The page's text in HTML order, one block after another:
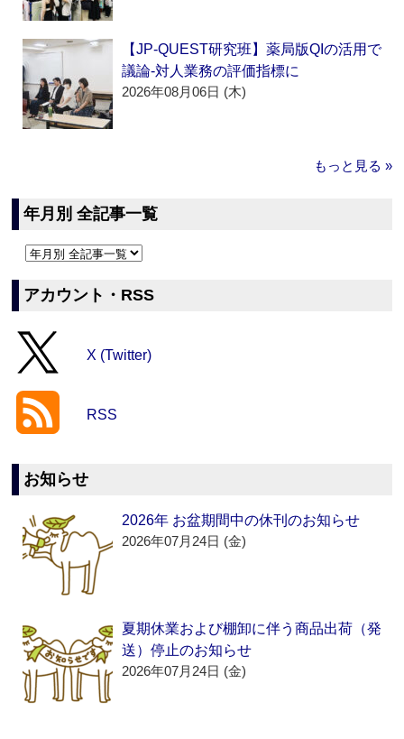
【JP-QUEST研究班】薬局版QIの活用で
議論‐対人業務の評価指標に
2026年08月06日 (木)
もっと見る »
年月別 全記事一覧
アカウント・RSS
X (Twitter)
RSS
お知らせ
2026年 お盆期間中の休刊のお知らせ
2026年07月24日 (金)
夏期休業および棚卸に伴う商品出荷（発
送）停止のお知らせ
2026年07月24日 (金)